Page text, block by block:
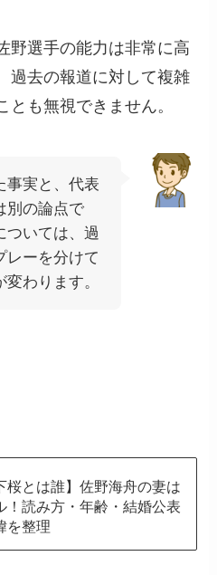
野選手の能力は非常に高
過去の報道に対して複雑
とも無視できません。
事実と、代表
別の論点で
ついては、過
レーを分けて
わります。
桜とは誰】佐野海舟の妻は
！読み方・年齢・結婚公表
を整理